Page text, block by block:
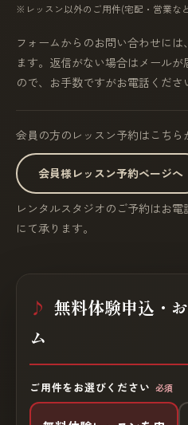
※レッスン以外のご用件(宅配・営業な
フォームからのお問い合わせに
ます。返信がない場合はメール
ので、お手数ですがお電話くださ
会員の方のレッスン予約はこちら
会員様レッスン予約ページへ
レンタルスタジオのご予約はお
にて承ります。
無料体験申込・
ム
ご用件をお選びください 必須